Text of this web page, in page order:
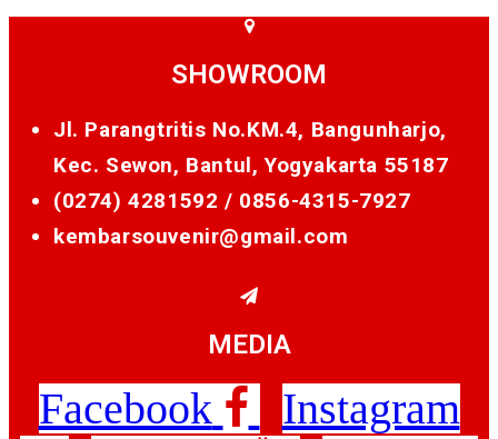
SHOWROOM
Jl. Parangtritis No.KM.4, Bangunharjo,
Kec. Sewon, Bantul, Yogyakarta 55187
(0274) 4281592 / 0856-4315-7927
kembarsouvenir@gmail.com
MEDIA
Facebook
Instagram